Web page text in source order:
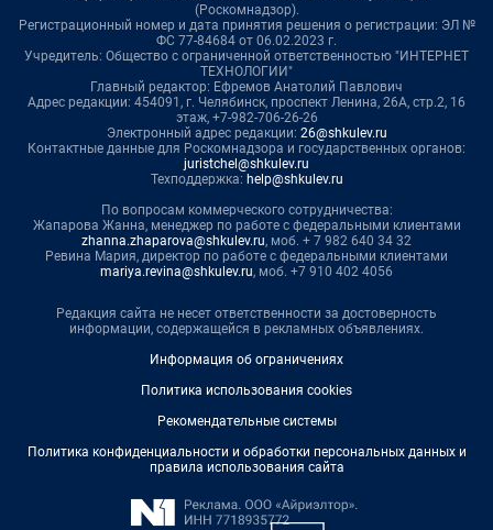
(Роскомнадзор).
Регистрационный номер и дата принятия решения о регистрации: ЭЛ №
ФС 77-84684 от 06.02.2023 г.
Учредитель: Общество с ограниченной ответственностью "ИНТЕРНЕТ
ТЕХНОЛОГИИ"
Главный редактор: Ефремов Анатолий Павлович
Адрес редакции: 454091, г. Челябинск, проспект Ленина, 26А, стр.2, 16
этаж, +7-982-706-26-26
Электронный адрес редакции: 26@shkulev.ru
Контактные данные для Роскомнадзора и государственных органов:
juristchel@shkulev.ru
Техподдержка: help@shkulev.ru
По вопросам коммерческого сотрудничества:
Жапарова Жанна, менеджер по работе с федеральными клиентами
zhanna.zhaparova@shkulev.ru, моб. + 7 982 640 34 32
Ревина Мария, директор по работе с федеральными клиентами
mariya.revina@shkulev.ru, моб. +7 910 402 4056
Редакция сайта не несет ответственности за достоверность
информации, содержащейся в рекламных объявлениях.
Информация об ограничениях
Политика использования cookies
Рекомендательные системы
Политика конфиденциальности и обработки персональных данных и
правила использования сайта